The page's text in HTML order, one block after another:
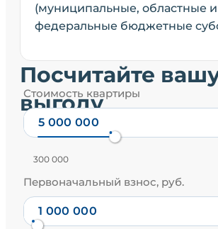
(муниципальные, областные и
федеральные бюджетные
Посчитайте
выгоду
Стоимость квартиры
300 000
Первоначальный взнос, руб.